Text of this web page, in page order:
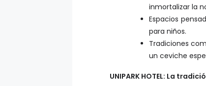
inmortalizar la
Espacios
para niños.
Tradiciones
un ceviche
UNIPARK HOTEL: La